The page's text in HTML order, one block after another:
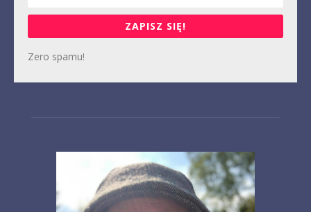
ZAPISZ SIĘ!
Zero spamu!